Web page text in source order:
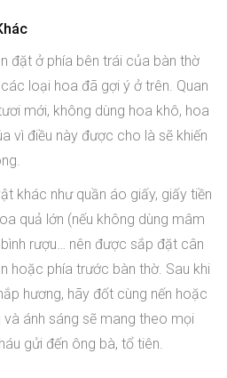
đặt ở phía bên trái của bàn thờ
loại hoa đã gợi ý ở trên. Quan
mới, không dùng hoa khô, hoa
vì điều này được cho là sẽ khiến
khác như quần áo giấy, giấy tiền
quả lớn (nếu không dùng mâm
rượu… nên được sắp đặt cân
hoặc phía trước bàn thờ. Sau khi
hương, hãy đốt cùng nến hoặc
và ánh sáng sẽ mang theo mọi
gửi đến ông bà, tổ tiên.